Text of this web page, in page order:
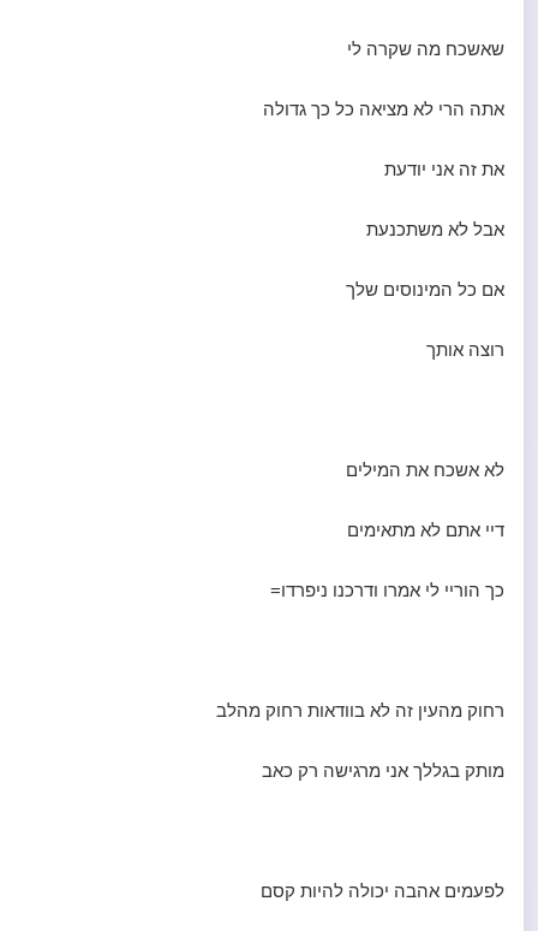
שאשכח מה שקרה לי
אתה הרי לא מציאה כל כך גדולה
את זה אני יודעת
אבל לא משתכנעת
אם כל המינוסים שלך
רוצה אותך
לא אשכח את המילים
דיי אתם לא מתאימים
כך הוריי לי אמרו ודרכנו ניפרדו=
רחוק מהעין זה לא בוודאות רחוק מהלב
מותק בגללך אני מרגישה רק כאב
לפעמים אהבה יכולה להיות קסם